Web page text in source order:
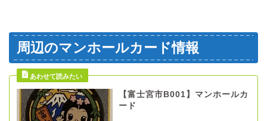
周辺のマンホールカード情報
【富士宮市B001】マンホールカ
ード